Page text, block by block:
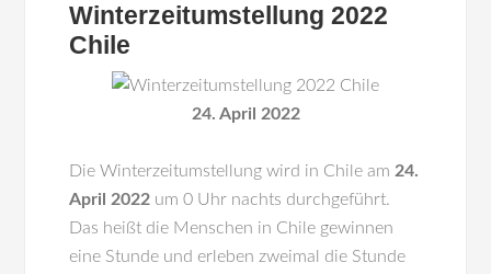
Winterzeitumstellung 2022
Chile
24. April 2022
Die Winterzeitumstellung wird in Chile am 24.
April 2022 um 0 Uhr nachts durchgeführt.
Das heißt die Menschen in Chile gewinnen
eine Stunde und erleben zweimal die Stunde